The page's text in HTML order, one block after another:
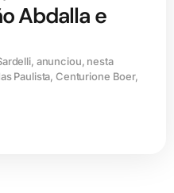
Abdalla e
anunciou, nesta
Paulista, Centurione Boer,